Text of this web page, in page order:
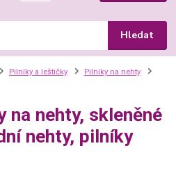
Hledat
Pilníky a leštičky
Pilníky na nehty
na nehty, skleněné
nehty, pilníky